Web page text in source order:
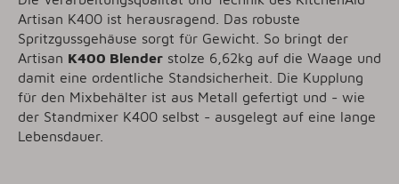
Artisan K400 ist herausragend. Das robuste
Spritzgussgehäuse sorgt für Gewicht. So bringt der
Artisan K400 Blender stolze 6,62kg auf die Waage und
damit eine ordentliche Standsicherheit. Die Kupplung
für den Mixbehälter ist aus Metall gefertigt und - wie
der Standmixer K400 selbst - ausgelegt auf eine lange
Lebensdauer.